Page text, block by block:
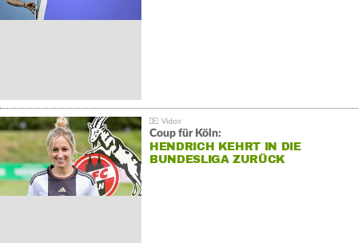
Coup für Köln:
HENDRICH KEHRT IN DIE
BUNDESLIGA ZURÜCK